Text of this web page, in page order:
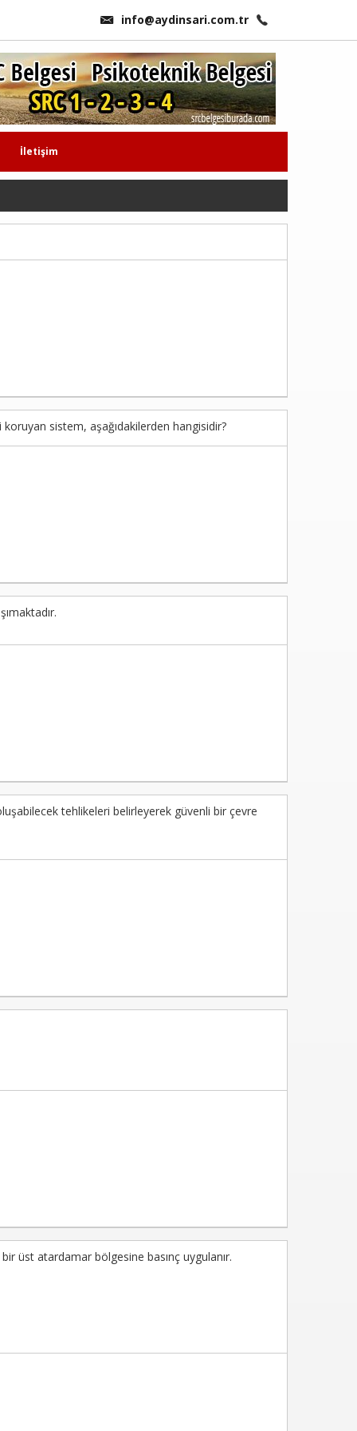
info@aydinsari.com.tr
İletişim
sistem, aşağıdakilerden hangisidir?
tehlikeleri belirleyerek güvenli bir çevre
üst atardamar bölgesine basınç uygulanır.